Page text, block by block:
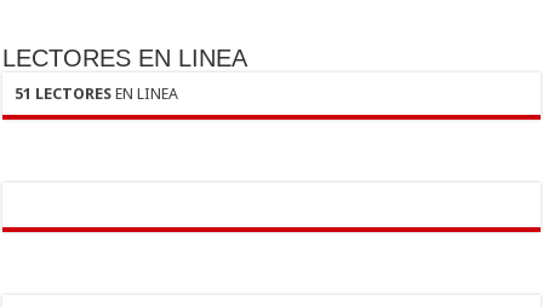
LECTORES EN LINEA
51 LECTORES EN LINEA